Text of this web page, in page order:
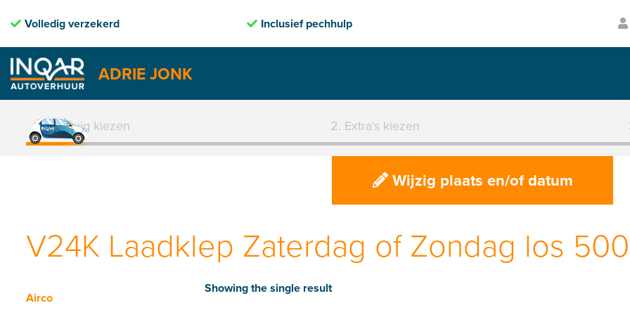
Inclusief pechhulp
ADRIE JONK
Skip
content1. Voertuig kiezen 2. Extra's kiezen
Wijzig plaats en/of datum
V24K Laadklep Zaterdag of Zondag los
Airco
Showing the single result